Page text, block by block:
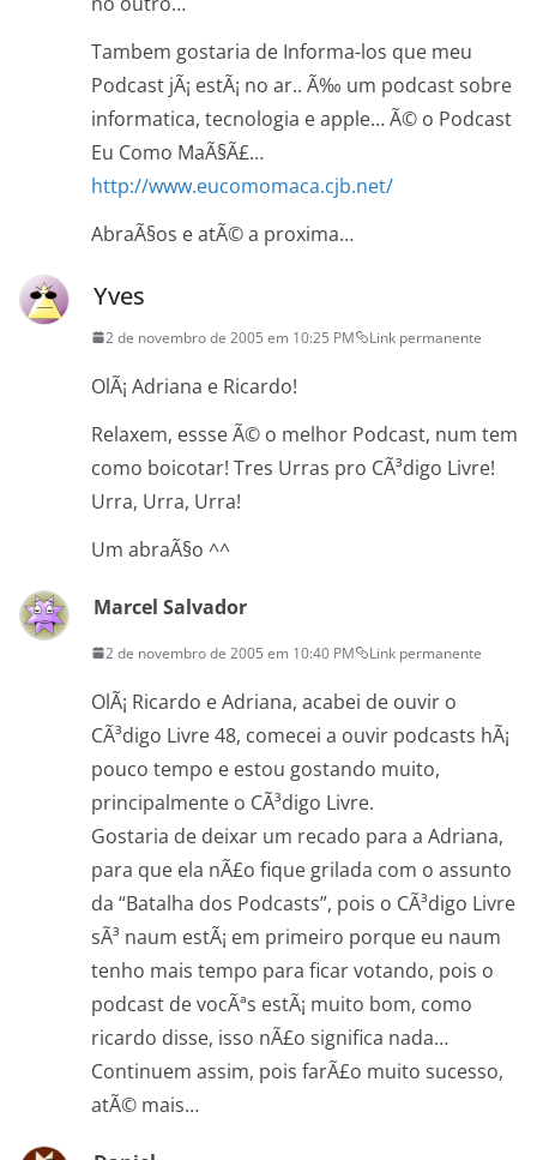
Tambem gostaria de Informa-los que meu
Podcast jÃ¡ estÃ¡ no ar.. Ã‰ um podcast sobre
informatica, tecnologia e apple… Ã© o Podcast
Eu Como MaÃ§Ã£…
http://www.eucomomaca.cjb.net/
AbraÃ§os e atÃ© a proxima…
Yves
2 de novembro de 2005 em 10:25 PM Link permanente
OlÃ¡ Adriana e Ricardo!
Relaxem, essse Ã© o melhor Podcast, num tem
como boicotar! Tres Urras pro CÃ³digo Livre!
Urra, Urra, Urra!
Um abraÃ§o ^^
Marcel Salvador
2 de novembro de 2005 em 10:40 PM Link permanente
OlÃ¡ Ricardo e Adriana, acabei de ouvir o
CÃ³digo Livre 48, comecei a ouvir podcasts hÃ¡
pouco tempo e estou gostando muito,
principalmente o CÃ³digo Livre.
Gostaria de deixar um recado para a Adriana,
para que ela nÃ£o fique grilada com o assunto
da “Batalha dos Podcasts”, pois o CÃ³digo Livre
sÃ³ naum estÃ¡ em primeiro porque eu naum
tenho mais tempo para ficar votando, pois o
podcast de vocÃªs estÃ¡ muito bom, como
ricardo disse, isso nÃ£o significa nada…
Continuem assim, pois farÃ£o muito sucesso,
atÃ© mais…